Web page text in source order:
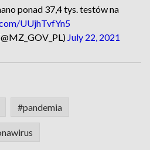
ponad 37,4 tys. testów na
UUjhTvfYn5
July 22, 2021
#pandemia